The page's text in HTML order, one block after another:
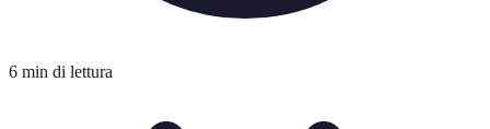
6 min di lettura